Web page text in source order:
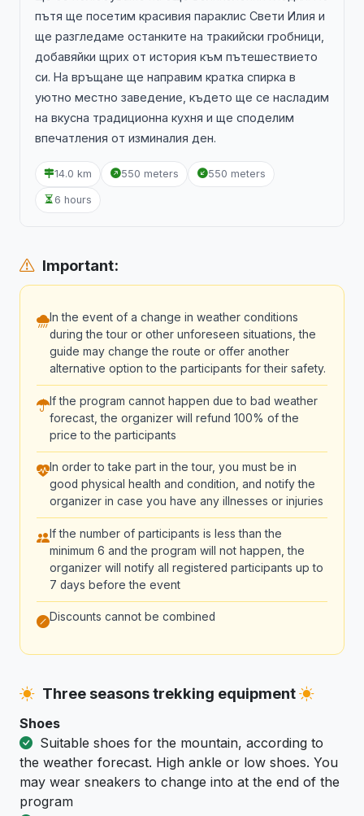
пътя ще посетим красивия параклис Свети Илия и
ще разгледаме останките на тракийски гробници,
добавяйки щрих от история към пътешествието
си. На връщане ще направим кратка спирка в
уютно местно заведение, където ще се насладим
на вкусна традиционна кухня и ще споделим
впечатления от изминалия ден.
14.0 km 550 meters 550 meters
6 hours
Important:
In the event of a change in weather conditions
during the tour or other unforeseen situations, the
guide may change the route or offer another
alternative option to the participants for their safety.
If the program cannot happen due to bad weather
forecast, the organizer will refund 100% of the
price to the participants
In order to take part in the tour, you must be in
good physical health and condition, and notify the
organizer in case you have any illnesses or injuries
If the number of participants is less than the
minimum 6 and the program will not happen, the
organizer will notify all registered participants up to
7 days before the event
Discounts cannot be combined
Three seasons trekking equipment
Shoes
Suitable shoes for the mountain, according to
the weather forecast. High ankle or low shoes. You
may wear sneakers to change into at the end of the
program